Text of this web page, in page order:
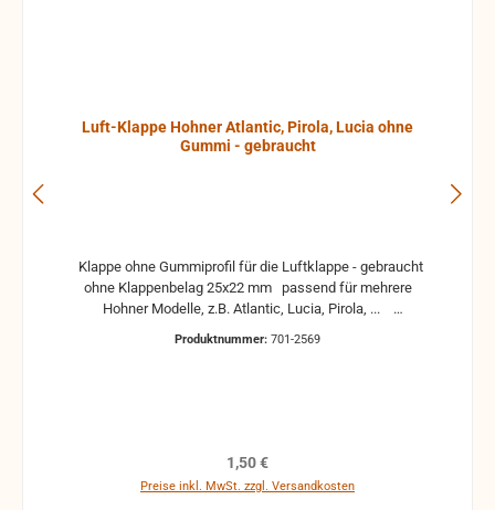
Luft-Klappe Hohner Atlantic, Pirola, Lucia ohne
Gummi - gebraucht
ohne Klappenbelag 25x22 mm passend für mehrere
Hohner Modelle, z.B. Atlantic, Lucia, Pirola, ...
Funktion nicht mehr gewährleistet werden und die
Produktnummer: 701-2569
Regulärer Preis:
1,50 €
Preise inkl. MwSt. zzgl. Versandkosten